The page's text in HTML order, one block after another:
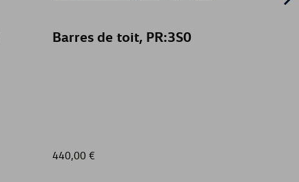
Barres de toit, PR:3S0
440,00 €